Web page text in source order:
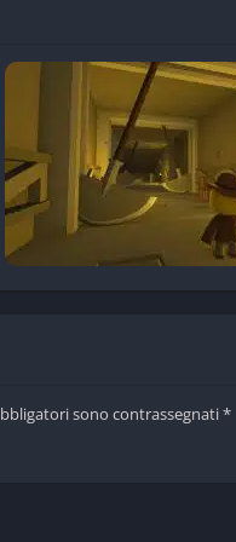
e pieno di sorprese.
con amici e familiari.
oggetti aggiunti con
e abbigliamento.
piena di momenti
lo rendono ideale
monotone nel lungo
sono contrassegnati*